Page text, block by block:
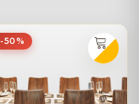
-50%